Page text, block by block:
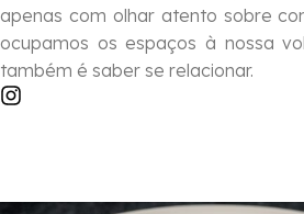
apenas com olhar atento sobre
ocupamos os espaços à nossa
também é saber se relacionar.